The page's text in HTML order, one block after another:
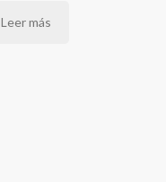
Leer más